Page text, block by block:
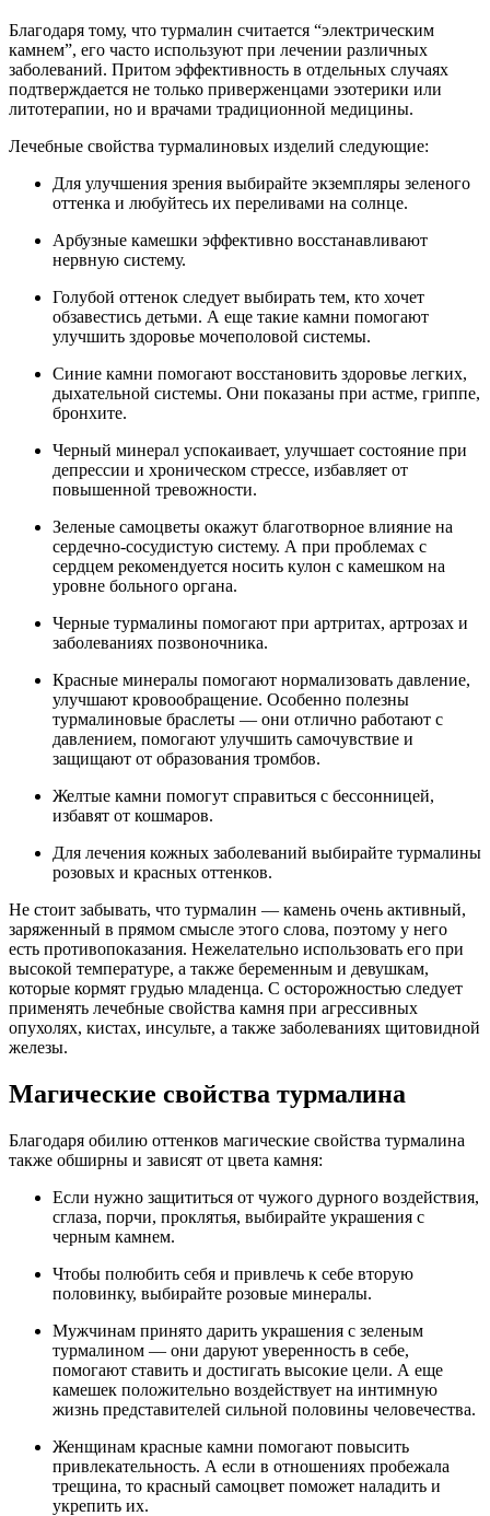
Благодаря тому, что турмалин считается “электрическим
камнем”, его часто используют при лечении различных
заболеваний. Притом эффективность в отдельных случаях
подтверждается не только приверженцами эзотерики или
литотерапии, но и врачами традиционной медицины.
Лечебные свойства турмалиновых изделий следующие:
Для улучшения зрения выбирайте экземпляры зеленого
оттенка и любуйтесь их переливами на солнце.
Арбузные камешки эффективно восстанавливают
нервную систему.
Голубой оттенок следует выбирать тем, кто хочет
обзавестись детьми. А еще такие камни помогают
улучшить здоровье мочеполовой системы.
Синие камни помогают восстановить здоровье легких,
дыхательной системы. Они показаны при астме, гриппе,
бронхите.
Черный минерал успокаивает, улучшает состояние при
депрессии и хроническом стрессе, избавляет от
повышенной тревожности.
Зеленые самоцветы окажут благотворное влияние на
сердечно-сосудистую систему. А при проблемах с
сердцем рекомендуется носить кулон с камешком на
уровне больного органа.
Черные турмалины помогают при артритах, артрозах и
заболеваниях позвоночника.
Красные минералы помогают нормализовать давление,
улучшают кровообращение. Особенно полезны
турмалиновые браслеты — они отлично работают с
давлением, помогают улучшить самочувствие и
защищают от образования тромбов.
Желтые камни помогут справиться с бессонницей,
избавят от кошмаров.
Для лечения кожных заболеваний выбирайте турмалины
розовых и красных оттенков.
Не стоит забывать, что турмалин — камень очень активный,
заряженный в прямом смысле этого слова, поэтому у него
есть противопоказания. Нежелательно использовать его при
высокой температуре, а также беременным и девушкам,
которые кормят грудью младенца. С осторожностью следует
применять лечебные свойства камня при агрессивных
опухолях, кистах, инсульте, а также заболеваниях щитовидной
железы.
Магические свойства турмалина
Благодаря обилию оттенков магические свойства турмалина
также обширны и зависят от цвета камня:
Если нужно защититься от чужого дурного воздействия,
сглаза, порчи, проклятья, выбирайте украшения с
черным камнем.
Чтобы полюбить себя и привлечь к себе вторую
половинку, выбирайте розовые минералы.
Мужчинам принято дарить украшения с зеленым
турмалином — они даруют уверенность в себе,
помогают ставить и достигать высокие цели. А еще
камешек положительно воздействует на интимную
жизнь представителей сильной половины человечества.
Женщинам красные камни помогают повысить
привлекательность. А если в отношениях пробежала
трещина, то красный самоцвет поможет наладить и
укрепить их.